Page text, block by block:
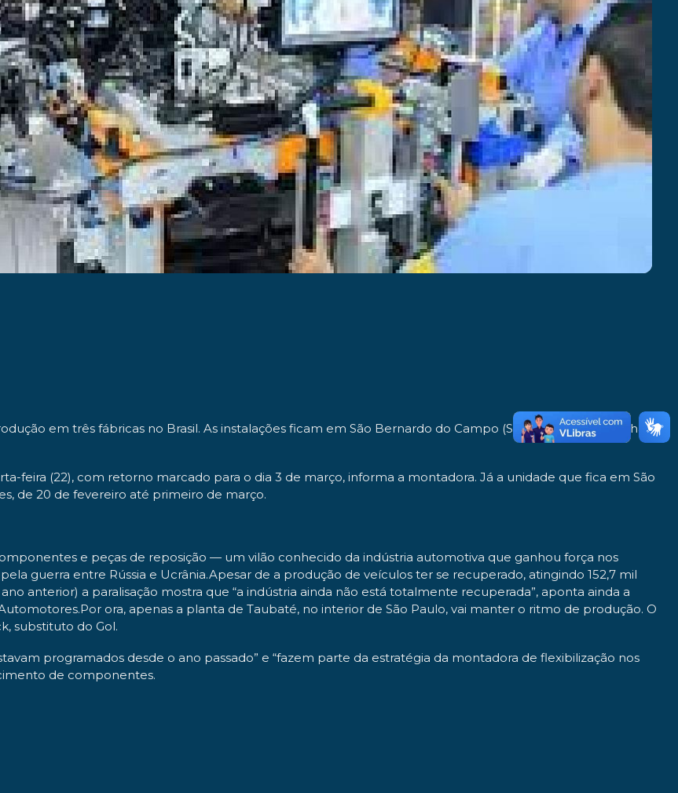
em três fábricas no Brasil. As instalações ficam em São Bernardo do Campo (SP), São José dos Pinhais
feira (22), com retorno marcado para o dia 3 de março, informa a montadora. Já a unidade que fica em São
de 20 de fevereiro até primeiro de março.
e peças de reposição — um vilão conhecido da indústria automotiva que ganhou força nos
guerra entre Rússia e Ucrânia.Apesar de a produção de veículos ter se recuperado, atingindo 152,7 mil
anterior) a paralisação mostra que “a indústria ainda não está totalmente recuperada”, aponta ainda a
ora, apenas a planta de Taubaté, no interior de São Paulo, vai manter o ritmo de produção. O
substituto do Gol.
programados desde o ano passado” e “fazem parte da estratégia da montadora de flexibilização nos
de componentes.